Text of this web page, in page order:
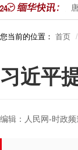
张维为、唐湘
您当前的位置： 首页
习近平
编辑：人民网-时政频